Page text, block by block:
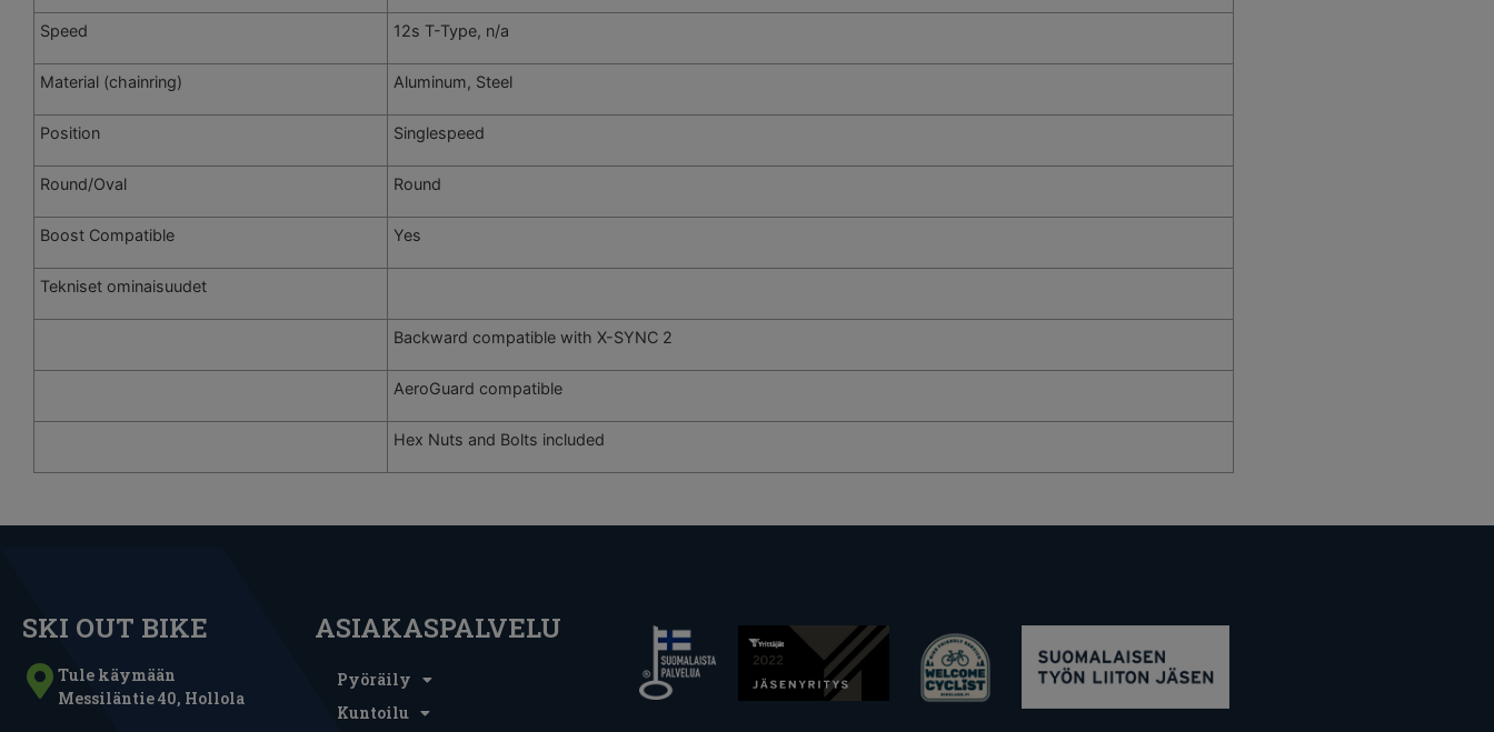
Speed 12s T-Type, n/a
Material (chainring) Aluminum, Steel
Position Singlespeed
Round/Oval Round
Boost Compatible Yes
Tekniset ominaisuudet
Backward compatible with X-SYNC 2
AeroGuard compatible
Hex Nuts and Bolts included
SKI OUT BIKE
Tule käymään
Messiläntie 40, Hollola
ASIAKASPALVELU
Pyöräily
Kuntoilu